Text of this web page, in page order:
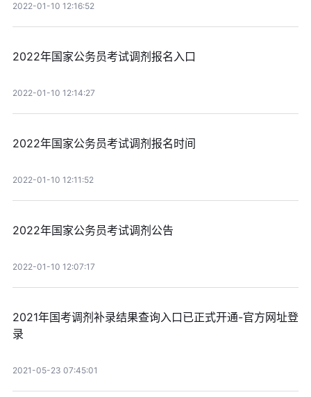
2022-01-10 12:16:52
2022年国家公务员考试调剂报名入口
2022-01-10 12:14:27
2022年国家公务员考试调剂报名时间
2022-01-10 12:11:52
2022年国家公务员考试调剂公告
2022-01-10 12:07:17
2021年国考调剂补录结果查询入口已正式开通-官方网址登
录
2021-05-23 07:45:01